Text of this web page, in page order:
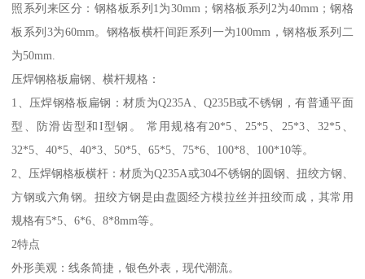
照系列来区分：钢格板系列1为30mm；钢格板系列2为40mm；钢格
板系列3为60mm。钢格板横杆间距系列一为100mm，钢格板系列二
为50mm.
压焊钢格板扁钢、横杆规格：
1、压焊钢格板扁钢：材质为Q235A、Q235B或不锈钢，有普通平面
型、防滑齿型和I型钢。 常用规格有20*5、25*5、25*3、32*5、
32*5、40*5、40*3、50*5、65*5、75*6、100*8、100*10等。
2、压焊钢格板横杆：材质为Q235A或304不锈钢的圆钢、扭绞方钢、
方钢或六角钢。扭绞方钢是由盘圆经方模拉丝并扭绞而成，其常用
规格有5*5、6*6、8*8mm等。
2特点
外形美观：线条简捷，银色外表，现代潮流。